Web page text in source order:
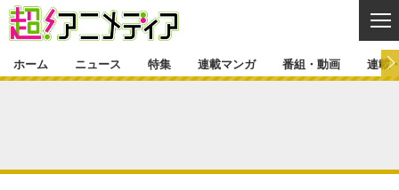
ゲーム・アプリ マンガ
特集一覧 カバー
連載マンガ
ホーム ニュース 特集 連載マンガ 番組・動画 連載